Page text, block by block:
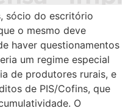
sócio do escritório
o mesmo deve
haver questionamentos
um regime especial
de produtores rurais, e
de PIS/Cofins, que
O